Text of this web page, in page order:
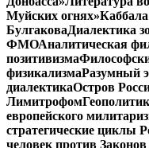
Муйских огнях»
БулгаковаДиалектика
ФМОАналитическая
позитивизма
физикализмаРазумный
диалектикаОстров
Лимитрофом
европейского
стратегические циклы
человек против Законов